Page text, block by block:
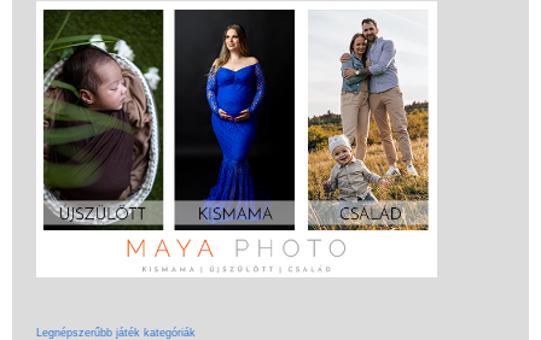
Legnépszerűbb játék kategóriák